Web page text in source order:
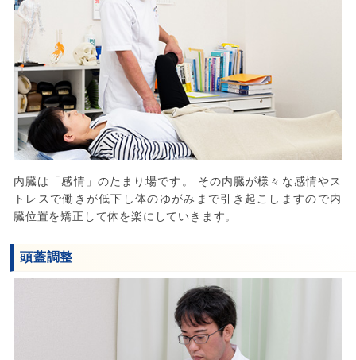
内臓は「感情」のたまり場です。 その内臓が様々な感情やス
トレスで働きが低下し体のゆがみまで引き起こしますので内
臓位置を矯正して体を楽にしていきます。
頭蓋調整